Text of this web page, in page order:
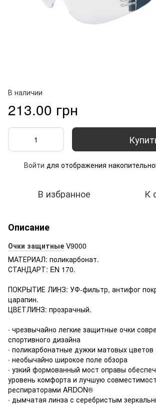
В наличии
213.00 грн
Войти для отображения
В избранное К
Описание
Очки защитные V9000
МАТЕРИАЛ: поликарбонат.
СТАНДАРТ: EN 170.
ПОКРЫТИЕ ЛИНЗ: УФ-фильтр, антифог
царапин.
ЦВЕТЛИНЗ: прозрачный.
∙ чрезвычайно легкие защитные очки
спортивного дизайна
∙ поликарбонатные дужки матовых цветов
∙ необычайно широкое поле обзора
∙ узкий формованный мост оправы
уровень комфорта и лучшую
респираторами ARDON®
∙ дымчатая линза с серебристым